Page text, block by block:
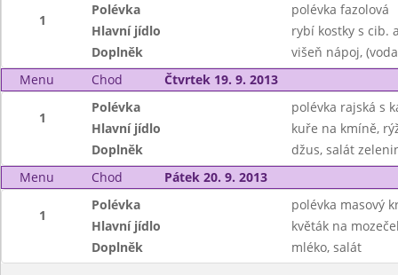
1
Polévka
polévka fazolová
Hlavní jídlo
rybí kostky s cib.
Doplněk
višeň nápoj,
Menu
Chod Čtvrtek 19. 9. 2013
1
Polévka
polévka rajská s
Hlavní jídlo
kuře na kmíně,
Doplněk
džus, salát
Menu
Chod Pátek 20. 9. 2013
1
Polévka
polévka masový
Hlavní jídlo
květák na
Doplněk
mléko, salát